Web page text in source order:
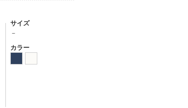
サイズ
－
カラー